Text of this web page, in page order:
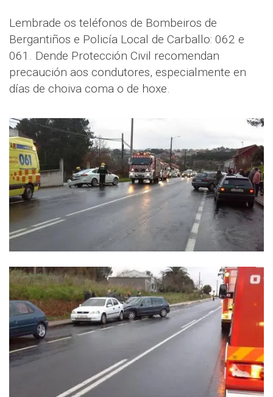
Lembrade os teléfonos de Bombeiros de
Bergantiños e Policía Local de Carballo: 062 e
061. Dende Protección Civil recomendan
precaución aos condutores, especialmente en
días de choiva coma o de hoxe.